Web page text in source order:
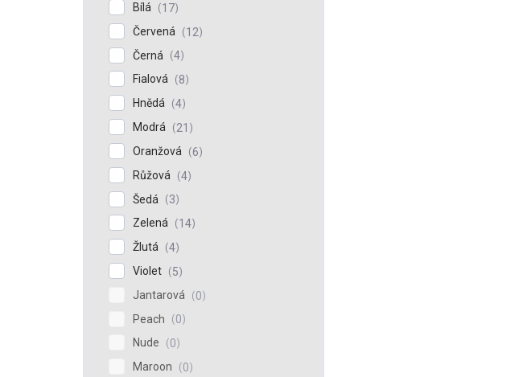
Bílá
17
Červená
12
Černá
4
Fialová
8
Hnědá
4
Modrá
21
Oranžová
6
Růžová
4
Šedá
3
Zelená
14
Žlutá
4
Violet
5
Jantarová
0
Peach
0
Nude
0
Maroon
0